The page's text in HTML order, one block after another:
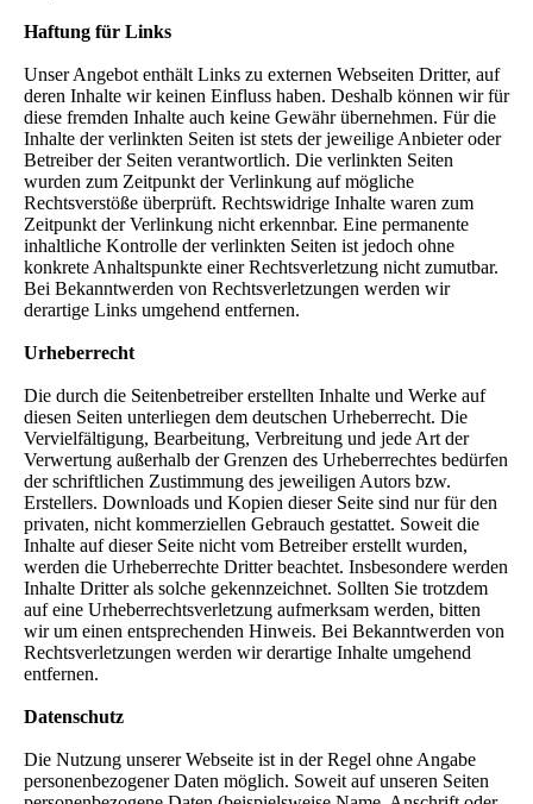
Haftung für Links
Unser Angebot enthält Links zu externen Webseiten Dritter, auf
deren Inhalte wir keinen Einfluss haben. Deshalb können wir für
diese fremden Inhalte auch keine Gewähr übernehmen. Für die
Inhalte der verlinkten Seiten ist stets der jeweilige Anbieter oder
Betreiber der Seiten verantwortlich. Die verlinkten Seiten
wurden zum Zeitpunkt der Verlinkung auf mögliche
Rechtsverstöße überprüft. Rechtswidrige Inhalte waren zum
Zeitpunkt der Verlinkung nicht erkennbar. Eine permanente
inhaltliche Kontrolle der verlinkten Seiten ist jedoch ohne
konkrete Anhaltspunkte einer Rechtsverletzung nicht zumutbar.
Bei Bekanntwerden von Rechtsverletzungen werden wir
derartige Links umgehend entfernen.
Urheberrecht
Die durch die Seitenbetreiber erstellten Inhalte und Werke auf
diesen Seiten unterliegen dem deutschen Urheberrecht. Die
Vervielfältigung, Bearbeitung, Verbreitung und jede Art der
Verwertung außerhalb der Grenzen des Urheberrechtes bedürfen
der schriftlichen Zustimmung des jeweiligen Autors bzw.
Erstellers. Downloads und Kopien dieser Seite sind nur für den
privaten, nicht kommerziellen Gebrauch gestattet. Soweit die
Inhalte auf dieser Seite nicht vom Betreiber erstellt wurden,
werden die Urheberrechte Dritter beachtet. Insbesondere werden
Inhalte Dritter als solche gekennzeichnet. Sollten Sie trotzdem
auf eine Urheberrechtsverletzung aufmerksam werden, bitten
wir um einen entsprechenden Hinweis. Bei Bekanntwerden von
Rechtsverletzungen werden wir derartige Inhalte umgehend
entfernen.
Datenschutz
Die Nutzung unserer Webseite ist in der Regel ohne Angabe
personenbezogener Daten möglich. Soweit auf unseren Seiten